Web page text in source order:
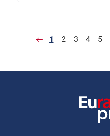
1 2 3 4 5